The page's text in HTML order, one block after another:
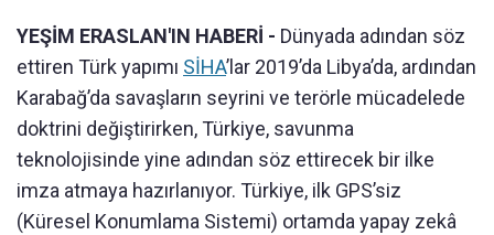
YEŞİM ERASLAN'IN HABERİ - Dünyada adından söz
ettiren Türk yapımı SİHA’lar 2019’da Libya’da, ardından
Karabağ’da savaşların seyrini ve terörle mücadelede
doktrini değiştirirken, Türkiye, savunma
teknolojisinde yine adından söz ettirecek bir ilke
imza atmaya hazırlanıyor. Türkiye, ilk GPS’siz
(Küresel Konumlama Sistemi) ortamda yapay zekâ